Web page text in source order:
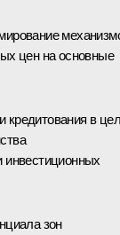
цен на основные
кредитования в
инвестиционных
зон